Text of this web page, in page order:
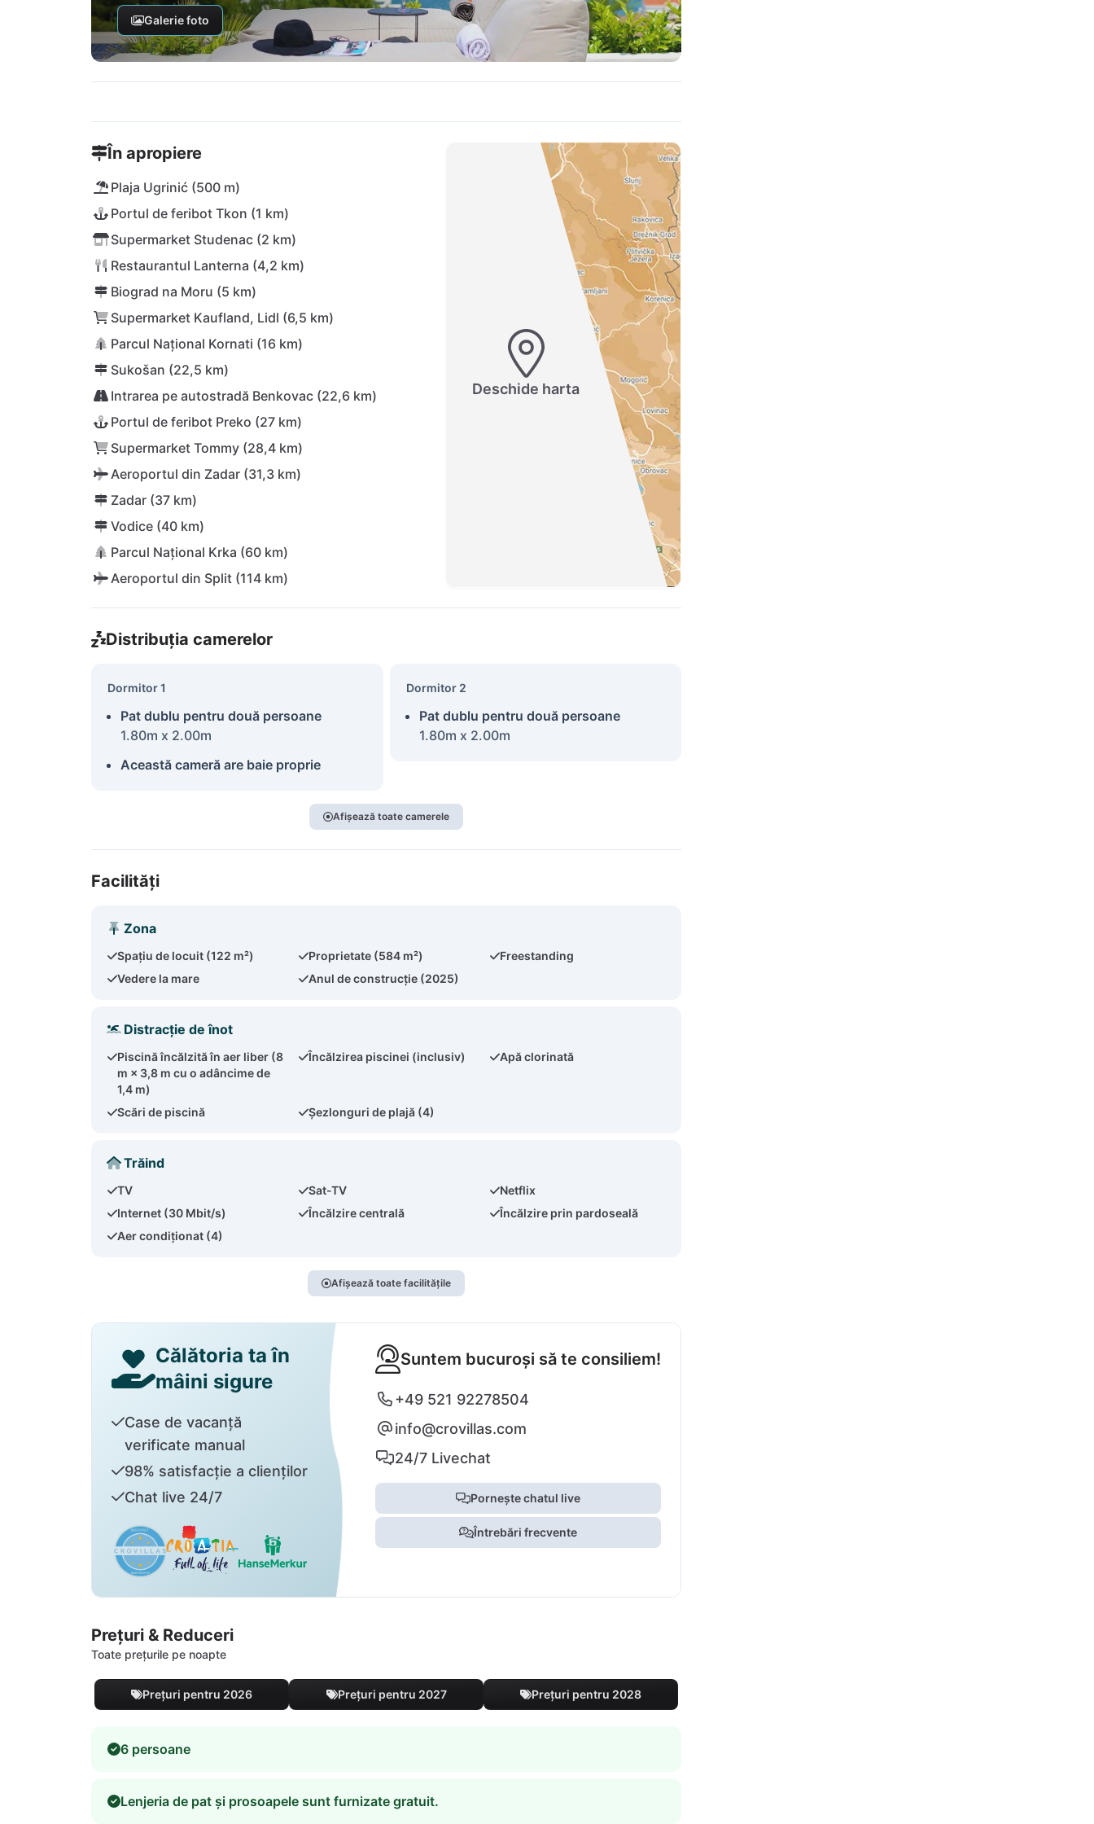
Galerie foto
În apropiere
Plaja Ugrinić (500 m)
Portul de feribot Tkon (1 km)
Supermarket Studenac (2 km)
Restaurantul Lanterna (4,2 km)
Biograd na Moru (5 km)
Supermarket Kaufland, Lidl (6,5 km)
Parcul Național Kornati (16 km)
Sukošan (22,5 km)
Intrarea pe autostradă Benkovac (22,6 km)
Portul de feribot Preko (27 km)
Supermarket Tommy (28,4 km)
Aeroportul din Zadar (31,3 km)
Zadar (37 km)
Vodice (40 km)
Parcul Național Krka (60 km)
Aeroportul din Split (114 km)
Deschide harta
Distribuția camerelor
Dormitor 1
Pat dublu pentru două persoane
1.80m x 2.00m
Această cameră are baie proprie
Dormitor 2
Pat dublu pentru două persoane
1.80m x 2.00m
Afișează toate camerele
Facilități
Zona
Spațiu de locuit (122 m²) Proprietate (584 m²)
Freestanding
Vedere la mare
Anul de construcție (2025)
Distracție de înot
Piscină încălzită în aer liber (8
m × 3,8 m cu o adâncime de
1,4 m)
Încălzirea piscinei (inclusiv) Apă clorinată
Scări de piscină Șezlonguri de plajă (4)
Trăind
TV Sat-TV
Netflix
Internet (30 Mbit/s)
Încălzire centrală
Încălzire prin pardoseală
Aer condiționat (4)
Afișează toate facilitățile
Călătoria ta în
mâini sigure
Case de vacanță
verificate manual
98% satisfacție a clienților
Chat live 24/7
Suntem bucuroși să te consiliem!
+49 521 92278504
info@crovillas.com
24/7 Livechat
Pornește chatul live
Întrebări frecvente
Prețuri & Reduceri
Toate prețurile pe noapte
Prețuri pentru 2026 Prețuri pentru 2027 Prețuri pentru 2028
6 persoane
Lenjeria de pat și prosoapele sunt furnizate gratuit.